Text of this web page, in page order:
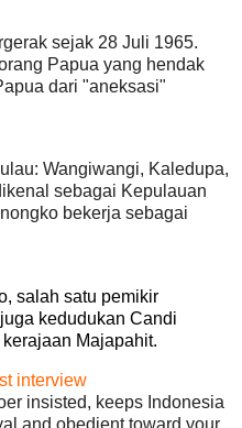
sejak 28 Juli 1965.
Papua yang hendak
dari "aneksasi"
Wangiwangi, Kaledupa,
sebagai Kepulauan
bekerja sebagai
salah satu pemikir
kedudukan Candi
Majapahit.
interview
insisted, keeps Indonesia
and obedient toward your